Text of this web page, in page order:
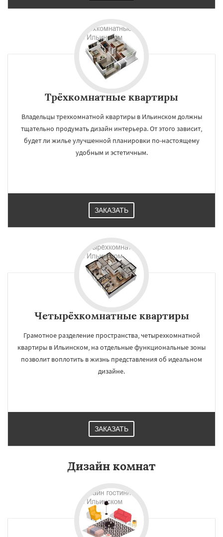
Трёхкомнатные квартиры
Владельцы трехкомнатной квартиры в Ильинском должны
тщательно продумать дизайн интерьера. От этого зависит,
будет ли жилье улучшенной планировки по-настоящему
удобным и эстетичным.
ЗАКАЗАТЬ
Четырёхкомнатные квартиры
Грамотное разделение пространства, четырехкомнатной
квартиры в Ильинском, на отдельные функциональные зоны
позволит воплотить в жизнь представления об идеальном
дизайне.
ЗАКАЗАТЬ
Дизайн комнат